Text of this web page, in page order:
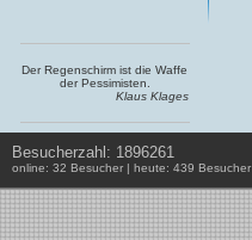
Der Regenschirm ist die Waffe
der Pessimisten.
Klaus Klages
Besucherzahl: 1896261
online: 32 Besucher | heute: 439 Besucher